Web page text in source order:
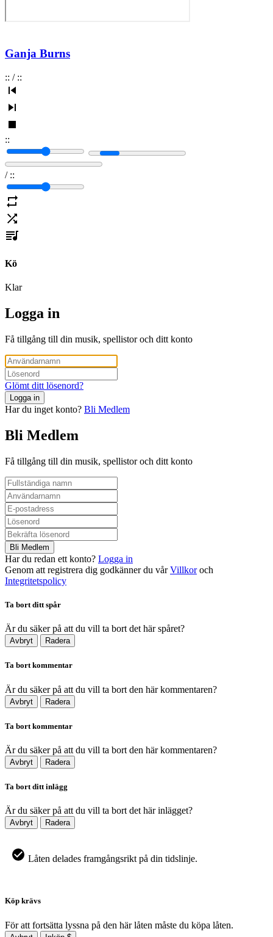
Ganja Burns
:: / ::
::
/ ::
Kö
Klar
Logga in
Få tillgång till din musik, spellistor och ditt konto
Glömt ditt lösenord?
Logga in
Har du inget konto? Bli Medlem
Bli Medlem
Få tillgång till din musik, spellistor och ditt konto
Bli Medlem
Har du redan ett konto? Logga in
Genom att registrera dig godkänner du vår Villkor och
Integritetspolicy
Ta bort ditt spår
Är du säker på att du vill ta bort det här spåret?
Avbryt Radera
Ta bort kommentar
Är du säker på att du vill ta bort den här kommentaren?
Avbryt Radera
Ta bort kommentar
Är du säker på att du vill ta bort den här kommentaren?
Avbryt Radera
Ta bort ditt inlägg
Är du säker på att du vill ta bort det här inlägget?
Avbryt Radera
Låten delades framgångsrikt på din tidslinje.
Köp krävs
För att fortsätta lyssna på den här låten måste du köpa låten.